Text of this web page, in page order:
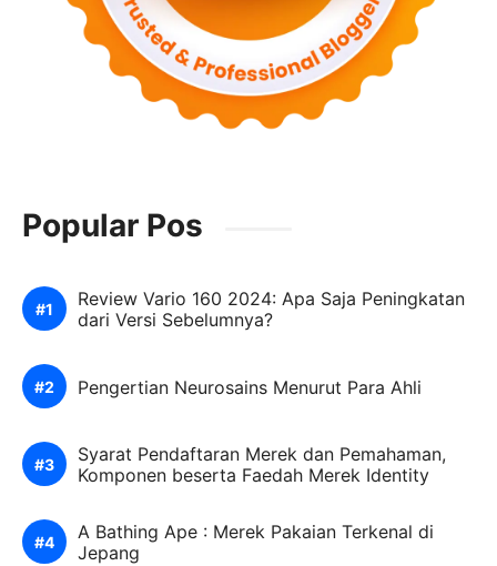
Popular Pos
Review Vario 160 2024: Apa Saja Peningkatan
dari Versi Sebelumnya?
Pengertian Neurosains Menurut Para Ahli
Syarat Pendaftaran Merek dan Pemahaman,
Komponen beserta Faedah Merek Identity
A Bathing Ape : Merek Pakaian Terkenal di
Jepang